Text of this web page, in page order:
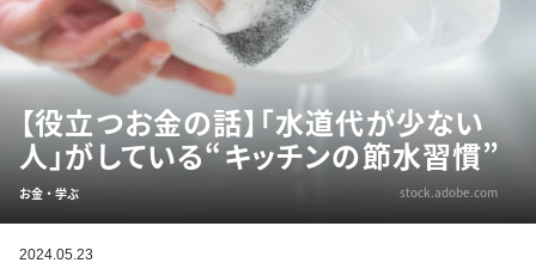
【役立つお金の話】「水道代が少ない
人」がしている“キッチンの節水習慣”
お金・学ぶ stock.adobe.com
2024.05.23